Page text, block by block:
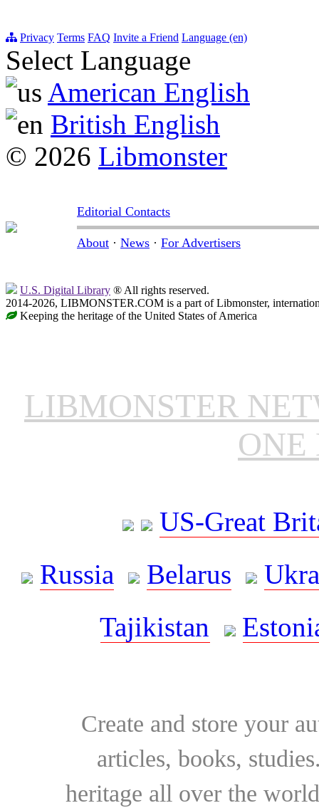
Privacy Terms FAQ Invite a Friend Language (en)
Select Language
American English
British English
© 2026 Libmonster
Editorial Contacts
About · News · For Advertisers
U.S. Digital Library ® All rights reserved.
2014-2026, LIBMONSTER.COM is a part of Libmonster,
Keeping the heritage of the United States of America
LIBMONSTER
ONE
US-Great
Russia
Belarus
Tajikistan
Create and store your
articles, books,
heritage all over the